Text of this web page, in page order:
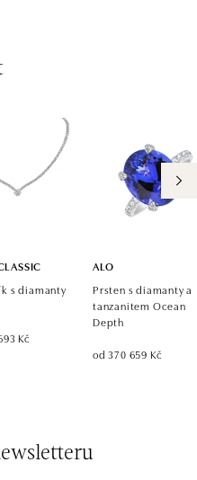
Bratislava
Bratislava
670
s diamanty
Kč
ALO
Prsten s diamanty a
tanzanitem Ocean
Depth
od 370 659 Kč